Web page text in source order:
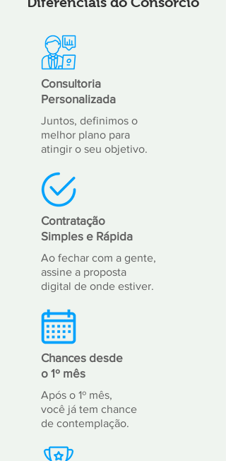
Consultoria
Personalizada
Juntos, definimos o
melhor plano para
atingir o seu objetivo.
Contratação
Simples e Rápida
Ao fechar com a gente,
assine a proposta
digital de onde estiver.
Chances desde
o 1º mês
Após o 1º mês,
você já tem chance
de contemplação.